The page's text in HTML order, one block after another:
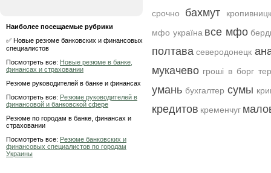
Наиболее посещаемые рубрики
✅ Новые резюме банковских и финансовых
специалистов
Посмотреть все: Новые резюме в банке,
финансах и страховании
Резюме руководителей в банке и финансах
Посмотреть все: Резюме руководителей в
финансовой и банковской сфере
Резюме по городам в банке, финансах и
страховании
Посмотреть все: Резюме банковских и
финансовых специалистов по городам
Украины
срочно бахмут
мфо україна все мфо
полтава северодонецк
мукачево гроші в борг
умань бухгалтер сумы
кредитов кременчуг